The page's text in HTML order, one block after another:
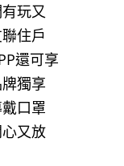
玩又
住戶
還可享
獨享
口罩
又放